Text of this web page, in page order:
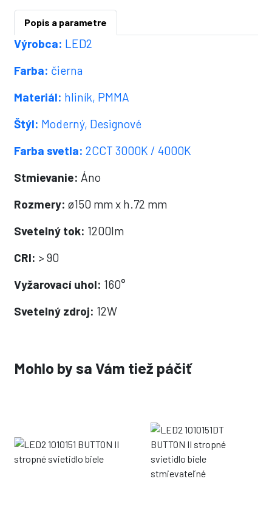
Popis a parametre
Výrobca: LED2
Farba: čierna
Materiál: hliník, PMMA
Štýl: Moderný, Designové
Farba svetla: 2CCT 3000K / 4000K
Stmievanie: Áno
Rozmery: ø150 mm x h.72 mm
Svetelný tok: 1200lm
CRI: > 90
Vyžarovací uhol: 160°
Svetelný zdroj: 12W
Mohlo by sa Vám tiež páčiť